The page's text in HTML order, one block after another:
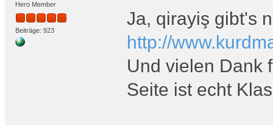
Hero Member
Beiträge: 923
Ja, qirayiş gibt's
http://
Und vielen Dank
Seite ist echt